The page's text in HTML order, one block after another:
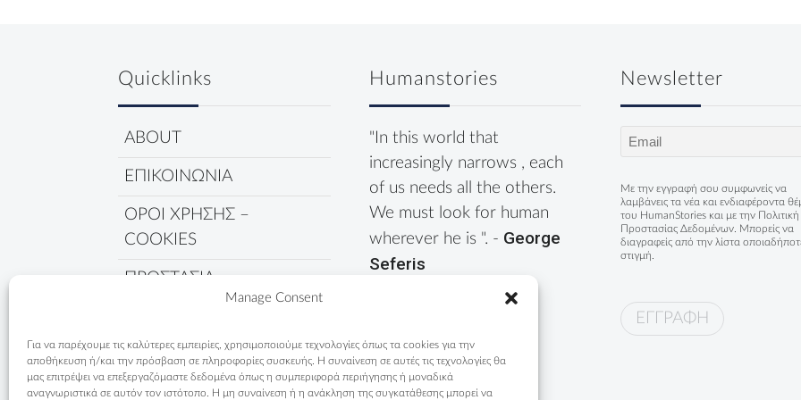
Manage Consent
Για να παρέχουμε τις καλύτερες εμπειρίες, χρησιμοποιούμε τεχνολογίες όπως τα cookies για την
αποθήκευση ή/και την πρόσβαση σε πληροφορίες συσκευής. Η συναίνεση σε αυτές τις τεχνολογίες θα
μας επιτρέψει να επεξεργαζόμαστε δεδομένα όπως η συμπεριφορά περιήγησης ή μοναδικά
αναγνωριστικά σε αυτόν τον ιστότοπο. Η μη συναίνεση ή η ανάκληση της συγκατάθεσης μπορεί να
Quicklinks
ABOUT
ΕΠΙΚΟΙΝΩΝΙΑ
ΟΡΟΙ ΧΡΗΣΗΣ –
COOKIES
ΠΡΟΣΤΑΣΙΑ
ΔΕΔΟΜΕΝΩΝ
ΠΟΛΙΤΙΚΗ COOKIES
Humanstories
"In this world that
increasingly narrows , each
of us needs all the others.
We must look for human
wherever he is ". - George
Seferis
Newsletter
Email
Με την εγγραφή σου συμφωνείς να
λαμβάνεις τα νέα και ενδιαφέροντα
του HumanStories και με την
Πολιτική
Προστασίας Δεδομένων. Μπορείς να
διαγραφείς από την λίστα
στιγμή.